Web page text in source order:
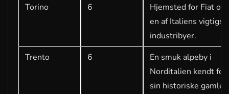
Torino
6
Hjemsted for Fiat og
en af Italiens
industribyer.
Trento
6
En smuk alpeby i
Norditalien kendt for
sin historiske gamle